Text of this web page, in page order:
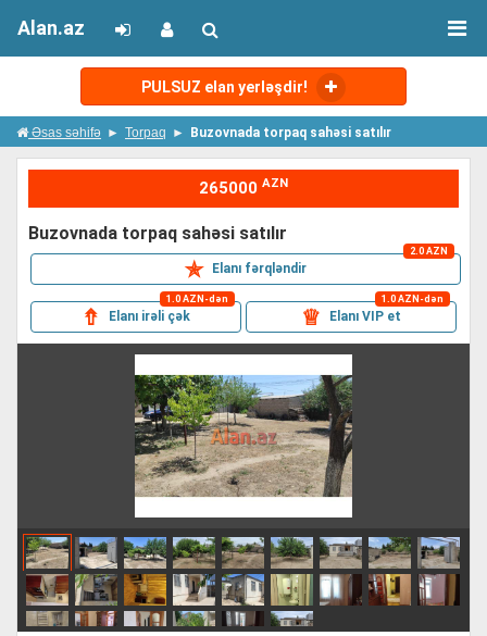
PULSUZ elan yerləşdir!
Alan.az
Əsas səhifə Torpaq Buzovnada torpaq sahəsi satılır
265000 AZN
buzovnada torpaq sahəsi satılır
✯ Elanı fərqləndir
2.0 AZN
⇮ Elanı irəli çək
1.0 AZN-dən
♕ Elanı VIP et
1.0 AZN-dən